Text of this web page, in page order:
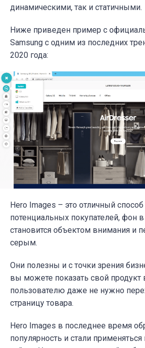
динамическими, так и статичными.
Ниже приведен пример с
Samsung с одним из последних
2020 года:
Hero Images – это отличный
потенциальных покупателей, фон
становится объектом внимания и
серым.
Они полезны и с точки зрения
вы можете показать свой продукт
пользователю даже не нужно
страницу товара.
Hero Images в последнее время
популярность и стали